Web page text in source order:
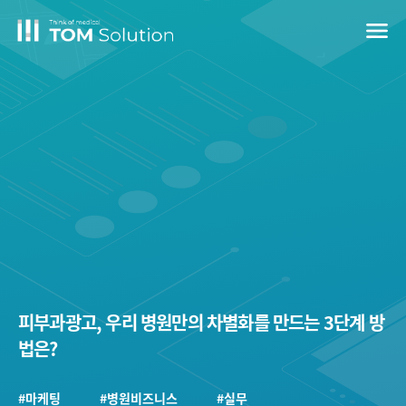
menu
피부과광고, 우리 병원만의 차별화를 만드는 3단계 방
법은?
#마케팅 #병원비즈니스 #실무